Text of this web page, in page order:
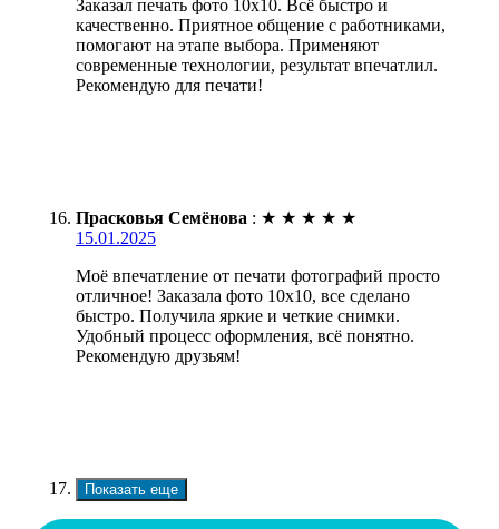
Заказал печать фото 10х10. Всё быстро и
качественно. Приятное общение с работниками,
помогают на этапе выбора. Применяют
современные технологии, результат впечатлил.
Рекомендую для печати!
Прасковья Семёнова : ★ ★ ★ ★ ★
15.01.2025
Моё впечатление от печати фотографий просто
отличное! Заказала фото 10х10, все сделано
быстро. Получила яркие и четкие снимки.
Удобный процесс оформления, всё понятно.
Рекомендую друзьям!
Показать еще